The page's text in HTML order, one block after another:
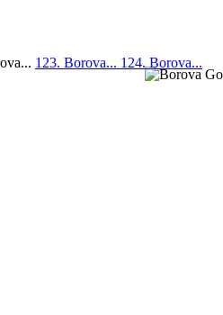
123. Borova... 124. Borova...